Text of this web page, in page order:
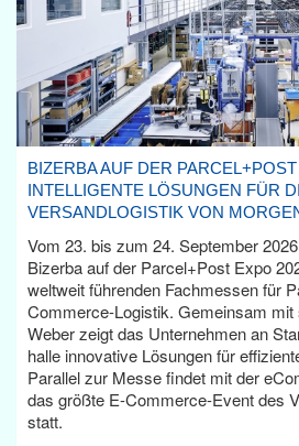
BIZERBA AUF DER
INTELLIGENTE LÖSUNGEN FÜR
VERSANDLOGISTIK VON
Vom 23. bis zum 24. September
Bizerba auf der Parcel+Post Expo
weltweit führenden Fachmessen für
Commerce-Logistik. Gemeinsam
Weber zeigt das Unternehmen an
halle innovative Lösungen für
Parallel zur Messe findet mit der
das größte E-Commerce-Event des
statt.